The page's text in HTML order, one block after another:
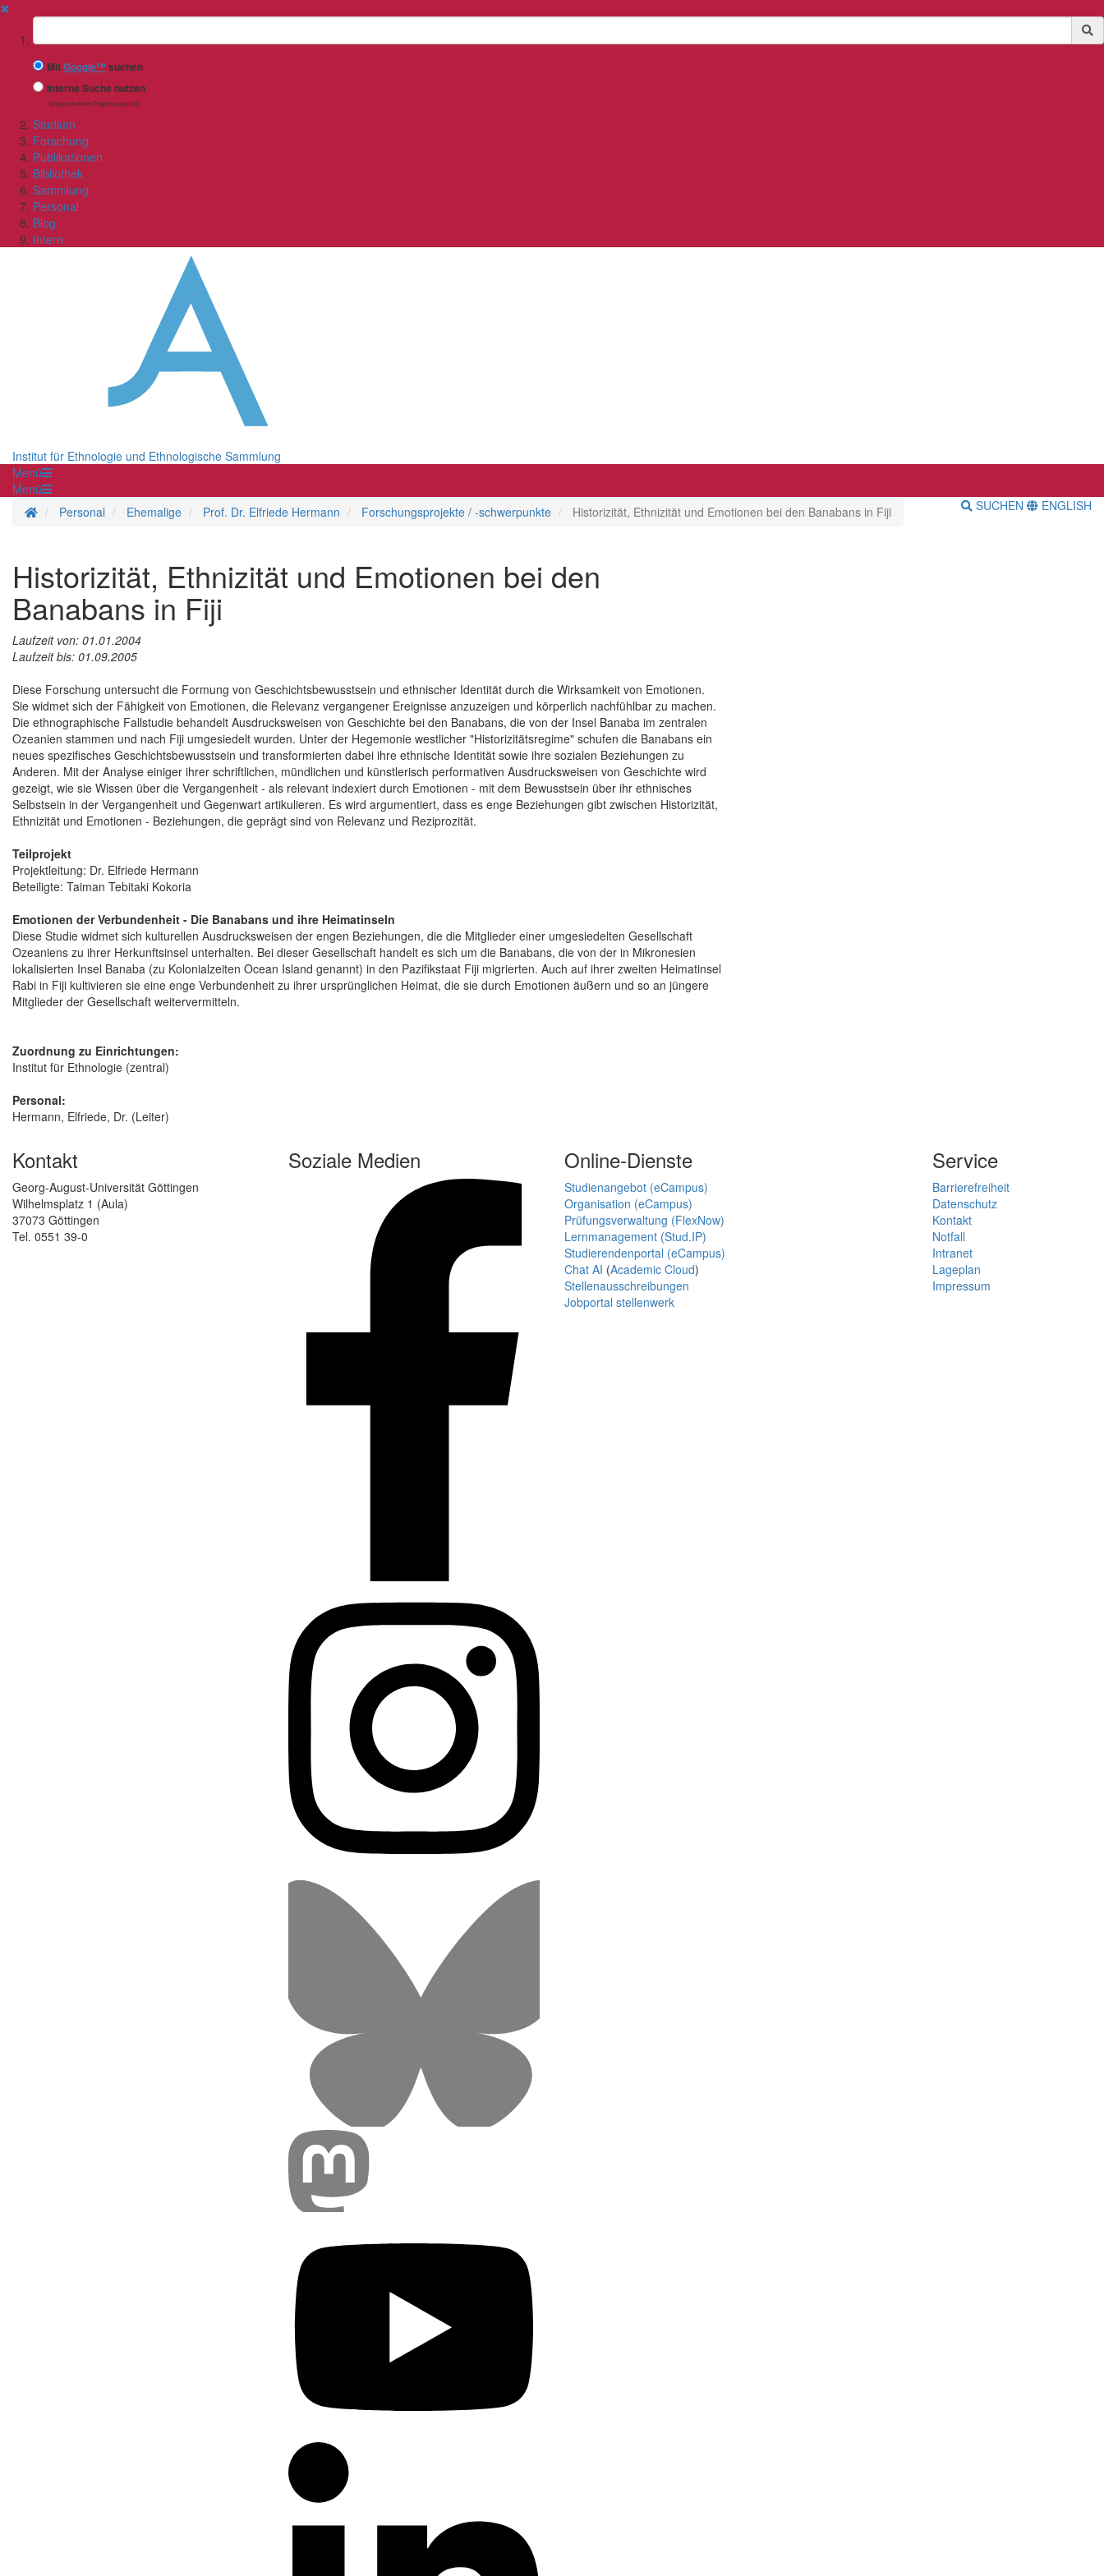
✖
Suchbegriff
MitGoogle™ suchen
Interne Suche nutzen
(eingeschränkte Ergebnisqualität)
Studium
Forschung
Publikationen
Bibliothek
Sammlung
Personal
Blog
Intern
Institut für Ethnologie und Ethnologische Sammlung
Menü
Menü
Startseite
Personal Ehemalige Prof. Dr. Elfriede Hermann Forschungsprojekte / -schwerpunkte Historizität, Ethnizität und Emotionen bei den Banabans in Fiji SUCHEN ENGLISH
Historizität, Ethnizität und Emotionen bei den
Banabans in Fiji
Laufzeit von: 01.01.2004
Laufzeit bis: 01.09.2005
Diese Forschung untersucht die Formung von Geschichtsbewusstsein und ethnischer Identität durch die Wirksamkeit von Emotionen.
Sie widmet sich der Fähigkeit von Emotionen, die Relevanz vergangener Ereignisse anzuzeigen und körperlich nachfühlbar zu machen.
Die ethnographische Fallstudie behandelt Ausdrucksweisen von Geschichte bei den Banabans, die von der Insel Banaba im zentralen
Ozeanien stammen und nach Fiji umgesiedelt wurden. Unter der Hegemonie westlicher "Historizitätsregime" schufen die Banabans ein
neues spezifisches Geschichtsbewusstsein und transformierten dabei ihre ethnische Identität sowie ihre sozialen Beziehungen zu
Anderen. Mit der Analyse einiger ihrer schriftlichen, mündlichen und künstlerisch performativen Ausdrucksweisen von Geschichte wird
gezeigt, wie sie Wissen über die Vergangenheit - als relevant indexiert durch Emotionen - mit dem Bewusstsein über ihr ethnisches
Selbstsein in der Vergangenheit und Gegenwart artikulieren. Es wird argumentiert, dass es enge Beziehungen gibt zwischen Historizität,
Ethnizität und Emotionen - Beziehungen, die geprägt sind von Relevanz und Reziprozität.
Teilprojekt
Projektleitung: Dr. Elfriede Hermann
Beteiligte: Taiman Tebitaki Kokoria
Emotionen der Verbundenheit - Die Banabans und ihre Heimatinseln
Diese Studie widmet sich kulturellen Ausdrucksweisen der engen Beziehungen, die die Mitglieder einer umgesiedelten Gesellschaft
Ozeaniens zu ihrer Herkunftsinsel unterhalten. Bei dieser Gesellschaft handelt es sich um die Banabans, die von der in Mikronesien
lokalisierten Insel Banaba (zu Kolonialzeiten Ocean Island genannt) in den Pazifikstaat Fiji migrierten. Auch auf ihrer zweiten Heimatinsel
Rabi in Fiji kultivieren sie eine enge Verbundenheit zu ihrer ursprünglichen Heimat, die sie durch Emotionen äußern und so an jüngere
Mitglieder der Gesellschaft weitervermitteln.
Zuordnung zu Einrichtungen:
Institut für Ethnologie (zentral)
Personal:
Hermann, Elfriede, Dr. (Leiter)
Kontakt
Georg-August-Universität Göttingen
Wilhelmsplatz 1 (Aula)
37073 Göttingen
Tel. 0551 39-0
Soziale Medien Online-Dienste
Studienangebot (eCampus)
Organisation (eCampus)
Prüfungsverwaltung (FlexNow)
Lernmanagement (Stud.IP)
Studierendenportal (eCampus)
Chat AI (Academic Cloud)
Stellenausschreibungen
Jobportal stellenwerk
Service
Barrierefreiheit
Datenschutz
Kontakt
Notfall
Intranet
Lageplan
Impressum